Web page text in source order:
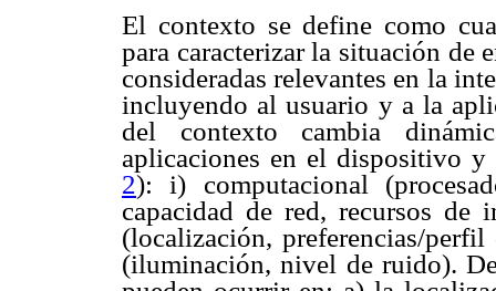
El contexto se define como
para caracterizar la situación de
consideradas relevantes en la
incluyendo al usuario y a la
del contexto cambia
aplicaciones en el dispositivo y
2): i) computacional
capacidad de red, recursos de
(localización, preferencias/
(iluminación, nivel de ruido).